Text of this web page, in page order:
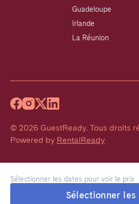
Sélectionner les dates pour voir le prix
Sélectionner les
Guadeloupe
Irlande
La Réunion
© 2026 GuestReady. Tous droits
Powered by RentalReady
Welcome!
We typically reply within 1 hour